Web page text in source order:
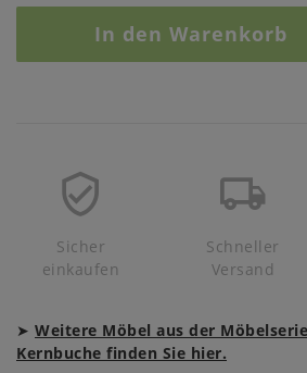
In den Warenkorb
Sicher
einkaufen
Schneller
Versand
➤ Weitere Möbel aus der
Kernbuche finden Sie hier.